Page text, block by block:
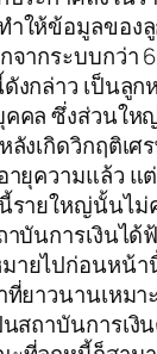
ำให้ข้อมูลขอ
ากระบบกว่า
งกล่าว เป็นลูก
คคล ซึ่งส่วนใ
ลังเกิดวิกฤติเศ
ยุความแล้ว แ
รายใหญ่นั้นไม่
บันการเงินได้
ยไปก่อนหน้านี้
ที่ยาวนานเหมา
สถาบันการเงิ